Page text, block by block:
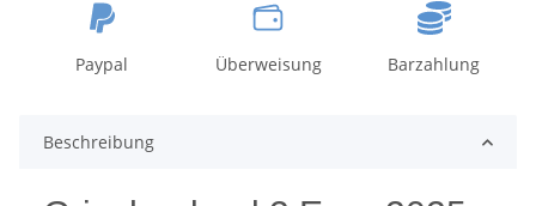
Paypal Überweisung Barzahlung
Beschreibung